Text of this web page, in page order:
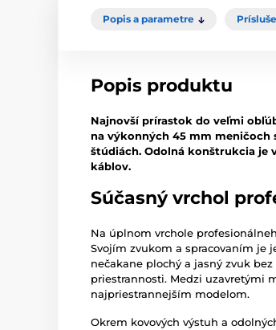
Popis a parametre
Popis produktu
Najnovší prírastok do veľmi
na výkonných 45 mm meničoch
štúdiách. Odolná konštrukcia je
káblov.
Súčasný vrchol
Na úplnom vrchole
Svojím zvukom a spracovaním je
nečakane plochý a jasný zvuk
priestrannosti. Medzi uzavretými
najpriestrannejším modelom.
Okrem kovových výstuh a